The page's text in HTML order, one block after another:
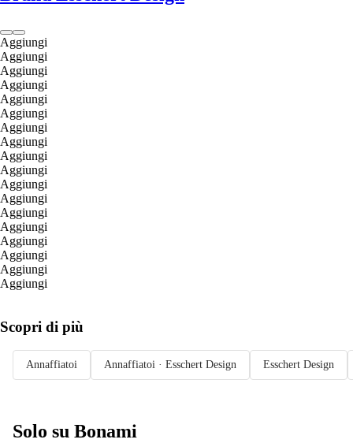
Aggiungi
Aggiungi
Aggiungi
Aggiungi
Aggiungi
Aggiungi
Aggiungi
Aggiungi
Aggiungi
Aggiungi
Aggiungi
Aggiungi
Aggiungi
Aggiungi
Aggiungi
Aggiungi
Aggiungi
Aggiungi
Scopri di più
Annaffiatoi Annaffiatoi · Esschert Design Esschert Design
Solo su Bonami